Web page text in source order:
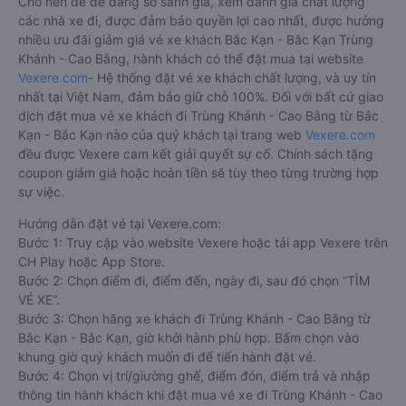
các nhà xe đi, được đảm bảo quyền lợi cao nhất, được hưởng
nhiều ưu đãi giảm giá vé xe khách Bắc Kạn - Bắc Kạn Trùng
Khánh - Cao Bằng, hành khách có thể đặt mua tại website
Vexere.com- Hệ thống đặt vé xe khách chất lượng, và uy tín
nhất tại Việt Nam, đảm bảo giữ chỗ 100%. Đối với bất cứ giao
dịch đặt mua vé xe khách đi Trùng Khánh - Cao Bằng từ Bắc
Kạn - Bắc Kạn nào của quý khách tại trang web Vexere.com
đều được Vexere cam kết giải quyết sự cố. Chính sách tặng
coupon giảm giá hoặc hoàn tiền sẽ tùy theo từng trường hợp
sự việc.
Hướng dẫn đặt vé tại Vexere.com:
Bước 1: Truy cập vào website Vexere hoặc tải app Vexere trên
CH Play hoặc App Store.
Bước 2: Chọn điểm đi, điểm đến, ngày đi, sau đó chọn “TÌM
VÉ XE”.
Bước 3: Chọn hãng xe khách đi Trùng Khánh - Cao Bằng từ
Bắc Kạn - Bắc Kạn, giờ khởi hành phù hợp. Bấm chọn vào
khung giờ quý khách muốn đi để tiến hành đặt vé.
Bước 4: Chọn vị trí/giường ghế, điểm đón, điểm trả và nhập
thông tin hành khách khi đặt mua vé xe đi Trùng Khánh - Cao